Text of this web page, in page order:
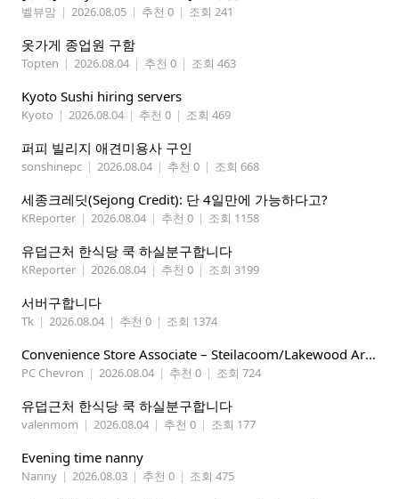
벨뷰맘 | 2026.08.05 | 추천 0 | 조회 241
옷가게 종업원 구함
Topten | 2026.08.04 | 추천 0 | 조회 463
Kyoto Sushi hiring servers
Kyoto | 2026.08.04 | 추천 0 | 조회 469
퍼피 빌리지 애견미용사 구인
sonshinepc | 2026.08.04 | 추천 0 | 조회 668
세종크레딧(Sejong Credit): 단 4일만에 가능하다고?
KReporter | 2026.08.04 | 추천 0 | 조회 1158
유덥근처 한식당 쿡 하실분구합니다
KReporter | 2026.08.04 | 추천 0 | 조회 3199
서버구합니다
Tk | 2026.08.04 | 추천 0 | 조회 1374
Convenience Store Associate – Steilacoom/Lakewood Area, $19 -$21/hr
PC Chevron | 2026.08.04 | 추천 0 | 조회 724
유덥근처 한식당 쿡 하실분구합니다
valenmom | 2026.08.04 | 추천 0 | 조회 177
Evening time nanny
Nanny | 2026.08.03 | 추천 0 | 조회 475